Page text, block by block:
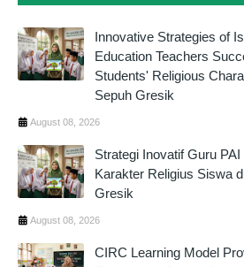
Innovative Strategies of
Education Teachers
Students' Religious
Sepuh Gresik
August 08, 2026
Strategi Inovatif Guru
Karakter Religius Siswa
Gresik
August 08, 2026
CIRC Learning Model